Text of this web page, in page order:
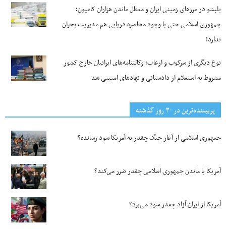
بلبشو در مرزهای زمینی ایران و معطل ماندن هزاران کامیون؛
جمهوری اسلامی حتی با وجود محاصره دریایی هم مدیریت بحران
ندارد!
نوع دیگری از سرکوب و ارعاب؛ وکالتنامه‌های ایرانیان خارج کشور
مشروط به استعلام از دادستانی و نهادهای امنیتی شد
پربیننده‌ترین‌ در ۳۰ روز گذشته
جمهوری اسلامی از آغاز جنگ چقدر به آمریکا سود رسانده؟
آمریکا با ماندن جمهوری اسلامی چقدر ضرر می‌کند؟
آمریکا از ایران آزاد چقدر سود می‌برد؟